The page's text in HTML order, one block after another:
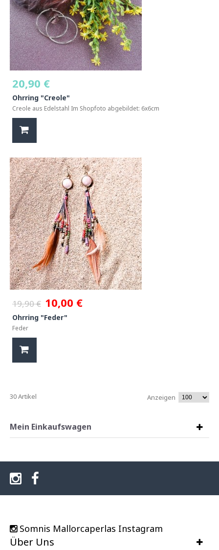
20,90 €
Ohrring "Creole"
Creole aus Edelstahl Im Shopfoto abgebildet: 6x6cm
19,90 € 10,00 €
Ohrring "Feder"
Feder
30 Artikel Anzeigen
Mein Einkaufswagen
Somnis Mallorcaperlas Instagram
Über Uns